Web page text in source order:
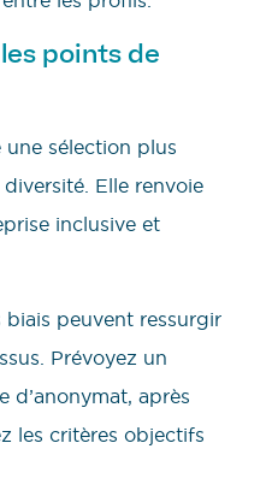
points de
sélection plus
Elle renvoie
inclusive et
peuvent ressurgir
Prévoyez un
d’anonymat, après
les critères objectifs